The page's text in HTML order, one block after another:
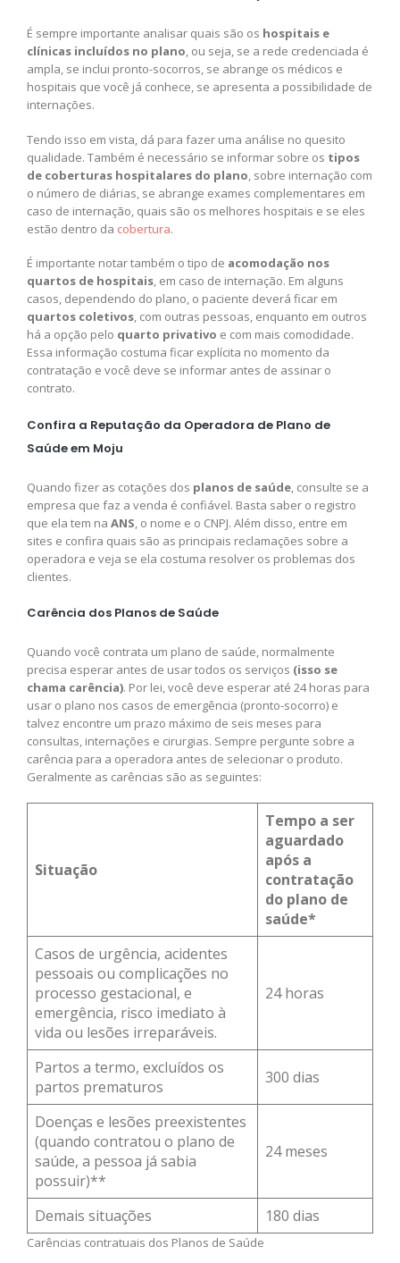
É sempre importante analisar quais são os hospitais e
clínicas incluídos no plano, ou seja, se a rede credenciada é
ampla, se inclui pronto-socorros, se abrange os médicos e
hospitais que você já conhece, se apresenta a possibilidade de
internações.
Tendo isso em vista, dá para fazer uma análise no quesito
qualidade. Também é necessário se informar sobre os tipos
de coberturas hospitalares do plano, sobre internação com
o número de diárias, se abrange exames complementares em
caso de internação, quais são os melhores hospitais e se eles
estão dentro da cobertura.
É importante notar também o tipo de acomodação nos
quartos de hospitais, em caso de internação. Em alguns
casos, dependendo do plano, o paciente deverá ficar em
quartos coletivos, com outras pessoas, enquanto em outros
há a opção pelo quarto privativo e com mais comodidade.
Essa informação costuma ficar explícita no momento da
contratação e você deve se informar antes de assinar o
contrato.
Confira a Reputação da Operadora de Plano de
Saúde em Moju
Quando fizer as cotações dos planos de saúde, consulte se a
empresa que faz a venda é confiável. Basta saber o registro
que ela tem na ANS, o nome e o CNPJ. Além disso, entre em
sites e confira quais são as principais reclamações sobre a
operadora e veja se ela costuma resolver os problemas dos
clientes.
Carência dos Planos de Saúde
Quando você contrata um plano de saúde, normalmente
precisa esperar antes de usar todos os serviços (isso se
chama carência). Por lei, você deve esperar até 24 horas para
usar o plano nos casos de emergência (pronto-socorro) e
talvez encontre um prazo máximo de seis meses para
consultas, internações e cirurgias. Sempre pergunte sobre a
carência para a operadora antes de selecionar o produto.
Geralmente as carências são as seguintes:
Situação
Tempo a ser
aguardado
após a
contratação
do plano de
saúde*
Casos de urgência, acidentes
pessoais ou complicações no
processo gestacional, e
emergência, risco imediato à
vida ou lesões irreparáveis.
24 horas
Partos a termo, excluídos os
partos prematuros
300 dias
Doenças e lesões preexistentes
(quando contratou o plano de
saúde, a pessoa já sabia
possuir)**
24 meses
Demais situações 180 dias
Carências contratuais dos Planos de Saúde